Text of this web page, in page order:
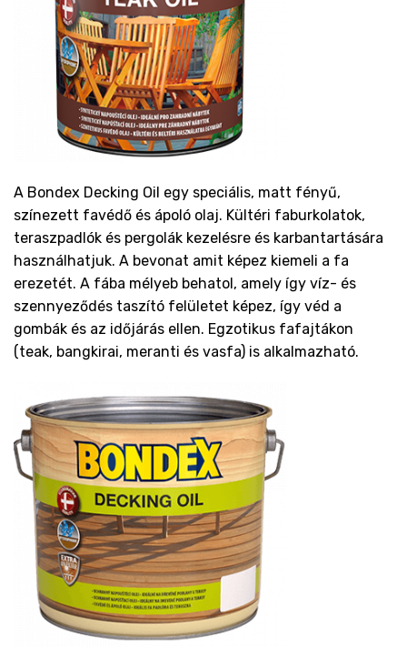
A Bondex Decking Oil egy speciális, matt fényű,
színezett favédő és ápoló olaj. Kültéri faburkolatok,
teraszpadlók és pergolák kezelésre és karbantartására
használhatjuk. A bevonat amit képez kiemeli a fa
erezetét. A fába mélyeb behatol, amely így víz- és
szennyeződés taszító felületet képez, így véd a
gombák és az időjárás ellen. Egzotikus fafajtákon
(teak, bangkirai, meranti és vasfa) is alkalmazható.